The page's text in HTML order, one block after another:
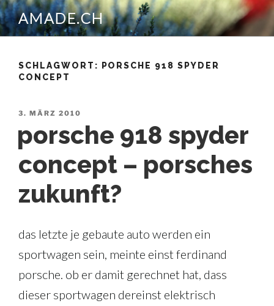
Zum
Inhalt
springen
AMADE.CH
SCHLAGWORT: PORSCHE 918 SPYDER
CONCEPT
VERÖFFENTLICHT
3. MÄRZ 2010
porsche 918 spyder
concept – porsches
zukunft?
das letzte je gebaute auto werden ein
sportwagen sein, meinte einst ferdinand
porsche. ob er damit gerechnet hat, dass
dieser sportwagen dereinst elektrisch